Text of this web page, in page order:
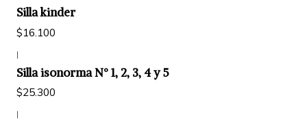
Silla kinder
$16.100
|
Silla isonorma N° 1, 2, 3, 4 y 5
$25.300
|